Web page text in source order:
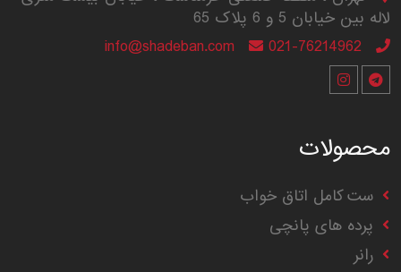
لاله بین خیابان 5 و 6 پلاک 65
021-76214962
info@shadeban.com
محصولات
ست کامل اتاق خواب
پرده های پانچی
رانر